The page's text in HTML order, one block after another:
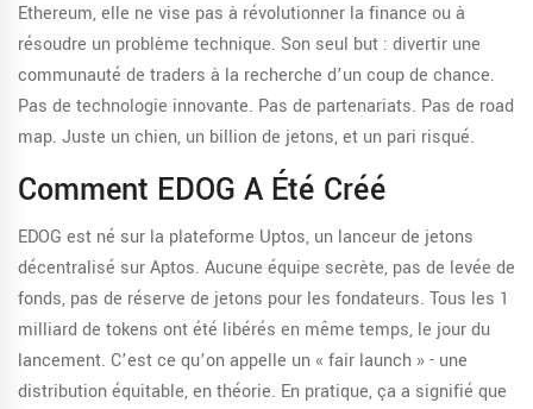
Ethereum, elle ne vise pas à révolutionner la finance ou à
résoudre un problème technique. Son seul but : divertir une
communauté de traders à la recherche d’un coup de chance.
Pas de technologie innovante. Pas de partenariats. Pas de road
map. Juste un chien, un billion de jetons, et un pari risqué.
Comment EDOG A Été Créé
EDOG est né sur la plateforme Uptos, un lanceur de jetons
décentralisé sur Aptos. Aucune équipe secrète, pas de levée de
fonds, pas de réserve de jetons pour les fondateurs. Tous les 1
milliard de tokens ont été libérés en même temps, le jour du
lancement. C’est ce qu’on appelle un « fair launch » - une
distribution équitable, en théorie. En pratique, ça a signifié que